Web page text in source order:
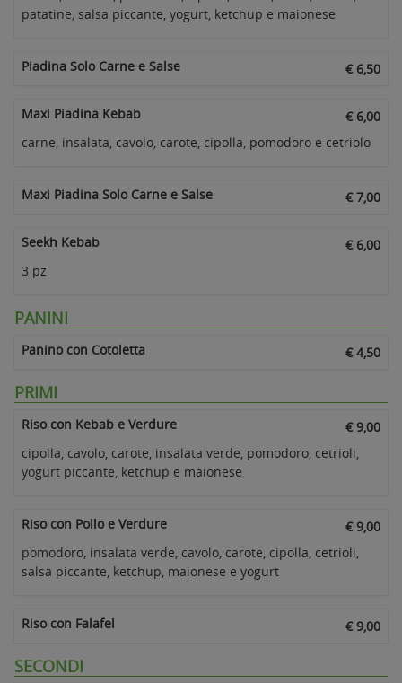
patatine, salsa piccante, yogurt, ketchup e maionese
Piadina Solo Carne e Salse € 6,50
Maxi Piadina Kebab
€ 6,00
carne, insalata, cavolo, carote, cipolla, pomodoro e cetriolo
Maxi Piadina Solo Carne e Salse € 7,00
Seekh Kebab
€ 6,00
3 pz
PANINI
Panino con Cotoletta € 4,50
PRIMI
Riso con Kebab e Verdure
€ 9,00
cipolla, cavolo, carote, insalata verde, pomodoro, cetrioli,
yogurt piccante, ketchup e maionese
Riso con Pollo e Verdure
€ 9,00
pomodoro, insalata verde, cavolo, carote, cipolla, cetrioli,
salsa piccante, ketchup, maionese e yogurt
Riso con Falafel € 9,00
SECONDI